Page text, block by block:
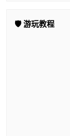
🛡️ 游玩教程